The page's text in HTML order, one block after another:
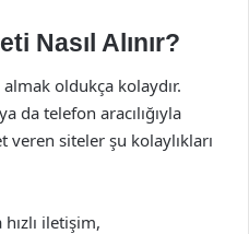
Nasıl Alınır?
oldukça kolaydır.
da telefon aracılığıyla
veren siteler şu kolaylıkları
iletişim,